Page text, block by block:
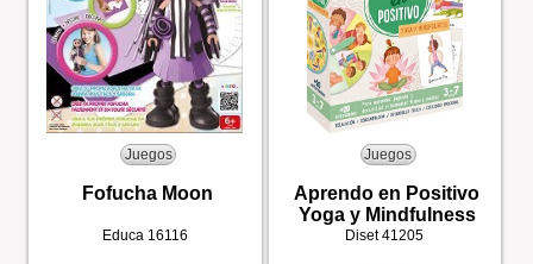
Juegos
Fofucha Moon
Educa 16116
Juegos
Aprendo en Positivo
Yoga y Mindfulness
Diset41205